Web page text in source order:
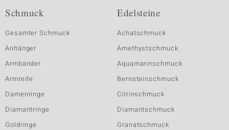
Schmuck
Gesamter Schmuck
Anhänger
Armbänder
Armreife
Damenringe
Diamantringe
Goldringe
Edelsteine
Achatschmuck
Amethystschmuck
Aquamarinschmuck
Bernsteinschmuck
Citrinschmuck
Diamantschmuck
Granatschmuck